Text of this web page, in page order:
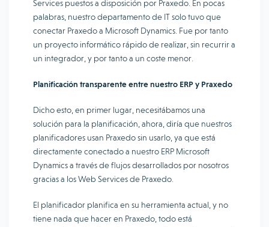
Services puestos a disposición por Praxedo. En pocas
palabras, nuestro departamento de IT solo tuvo que
conectar Praxedo a Microsoft Dynamics. Fue por tanto
un proyecto informático rápido de realizar, sin recurrir a
un integrador, y por tanto a un coste menor.
Planificación transparente entre nuestro ERP y Praxedo
Dicho esto, en primer lugar, necesitábamos una
solución para la planificación, ahora, diría que nuestros
planificadores usan Praxedo sin usarlo, ya que está
directamente conectado a nuestro ERP Microsoft
Dynamics a través de flujos desarrollados por nosotros
gracias a los Web Services de Praxedo.
El planificador planifica en su herramienta actual, y no
tiene nada que hacer en Praxedo, todo está